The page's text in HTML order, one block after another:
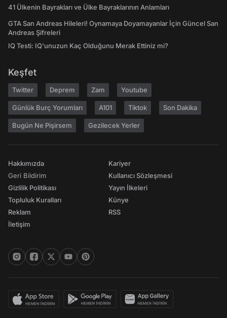
41 Ülkenin Bayrakları ve Ülke Bayraklarının Anlamları
GTA San Andreas Hileleri! Oynamaya Doyamayanlar İçin Güncel San
Andreas Şifreleri
IQ Testi: IQ'unuzun Kaç Olduğunu Merak Ettiniz mi?
Keşfet
Twitter Deprem Zam Youtube
Günlük Burç Yorumları A101 Tiktok Son Dakika
Bugün Ne Pişirsem Gezilecek Yerler
Hakkımızda
Geri Bildirim
Gizlilik Politikası
Topluluk Kuralları
Reklam
İletişim
Kariyer
Kullanıcı Sözleşmesi
Yayın İlkeleri
Künye
RSS